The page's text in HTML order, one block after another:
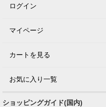
ログイン
マイページ
カートを見る
お気に入り一覧
ショッピングガイド(国内)